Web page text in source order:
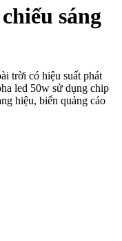
sáng
trời có hiệu suất phát
led 50w sử dụng chip
hiệu, biển quảng cáo